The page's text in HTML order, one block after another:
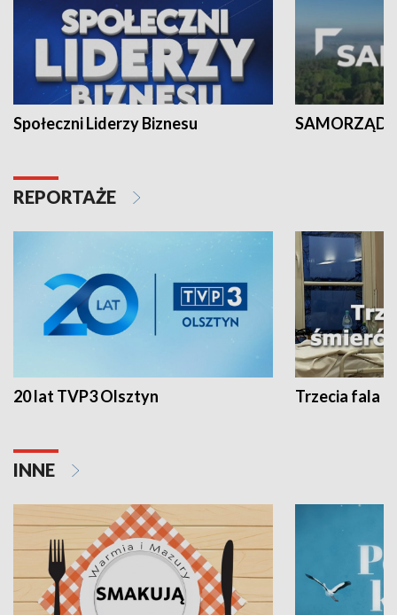
Społeczni Liderzy Biznesu SAMORZĄD
REPORTAŻE
20 lat TVP3 Olsztyn Trzecia fala -
INNE